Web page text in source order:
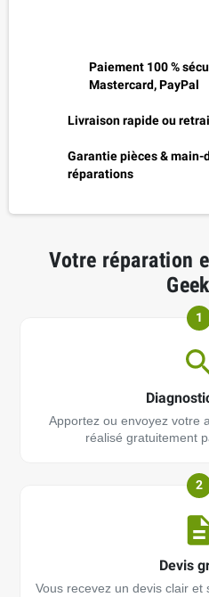
Paiement 100 %
Mastercard, PayPal
Livraison rapide ou
Garantie pièces &
réparations
Votre réparation
1
Apportez ou envoyez votre
réalisé gratuitement
2
Devis
Vous recevez un devis clair